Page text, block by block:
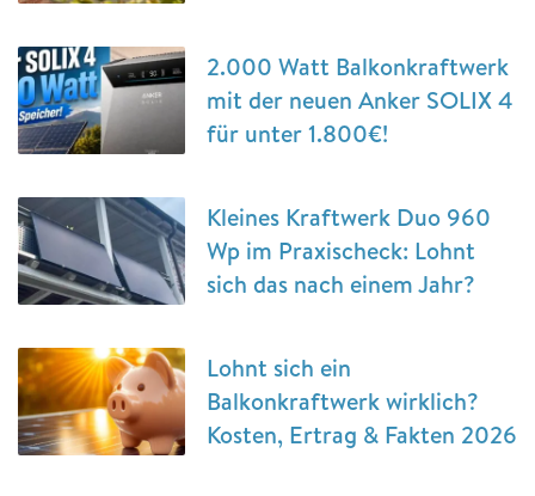
2.000 Watt Balkonkraftwerk
mit der neuen Anker SOLIX 4
für unter 1.800€!
Kleines Kraftwerk Duo 960
Wp im Praxischeck: Lohnt
sich das nach einem Jahr?
Lohnt sich ein
Balkonkraftwerk wirklich?
Kosten, Ertrag & Fakten 2026